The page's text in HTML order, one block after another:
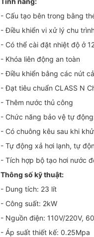
- Cấu tạo bên trong bằng
- Điều khiển vi xử lý chu
- Có thể cài đặt nhiệt độ ở
- Khóa liên động an toàn
- Điều khiển bằng các nút
- Đạt tiêu chuẩn CLASS N
- Thêm nước thủ công
- Chức năng bảo vệ tự
- Có chuông kêu sau khi
- Tự động xả hơi lạnh, tự
- Tích hợp bộ tạo hơi nước
Thông số kỹ thuật:
- Dung tích: 23 lít
- Công suất: 2kW
- Nguồn điện: 110V/220V,
- Áp suất thiết kế: 0.25Mpa